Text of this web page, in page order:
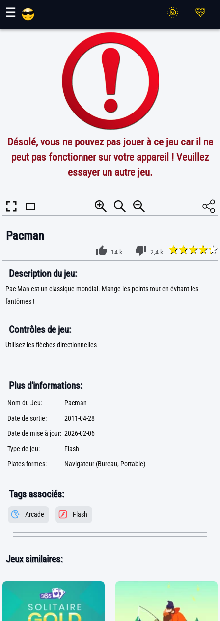
☰
Désolé, vous ne pouvez pas jouer à ce jeu car il ne
peut pas fonctionner sur votre appareil ! Veuillez
essayer un autre jeu.
Pacman
14 k 2,4 k
Description du jeu:
Pac-Man est un classique mondial. Mange les points tout en évitant les
fantômes !
Contrôles de jeu:
Utilisez les flèches directionnelles
Plus d'informations:
Nom du Jeu:
Pacman
Date de sortie:
2011-04-28
Date de mise à jour: 2026-02-06
Type de jeu:
Flash
Plates-formes:
Navigateur (Bureau, Portable)
Tags associés:
Arcade Flash
Jeux similaires: